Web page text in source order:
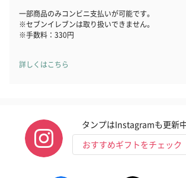
一部商品のみコンビニ支払いが可能です。
※セブンイレブンは取り扱いできません。
※手数料：330円
詳しくはこちら
タンプはInstagramも更新
おすすめギフトをチェック